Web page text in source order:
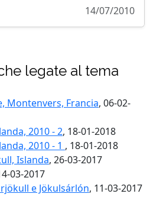
14/07/2010
legate al tema
Montenvers, Francia, 06-02-
2010 - 2, 18-01-2018
2010 - 1 , 18-01-2018
Islanda, 26-03-2017
03-2017
e Jökulsárlón, 11-03-2017